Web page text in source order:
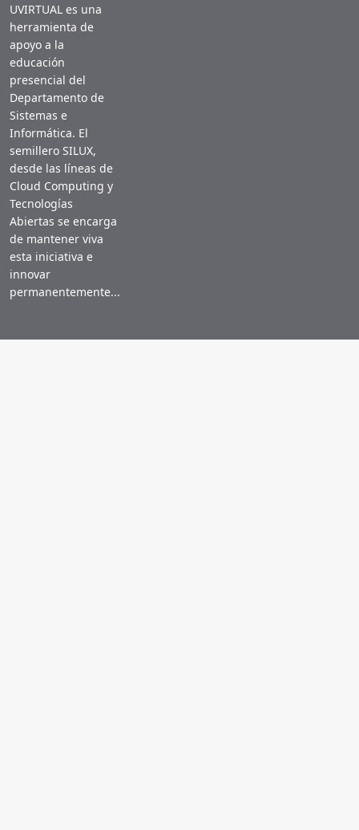
UVIRTUAL es una
herramienta de
apoyo a la
educación
presencial del
Departamento de
Sistemas e
Informática. El
semillero SILUX,
desde las líneas de
Cloud Computing y
Tecnologías
Abiertas se encarga
de mantener viva
esta iniciativa e
innovar
permanentemente...